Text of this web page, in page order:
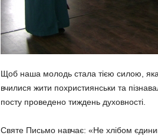
Щоб наша молодь стала тією силою, яка
вчилися жити похристиянськи та
посту проведено тиждень духовності.
Святе Письмо навчає: «Не хлібом